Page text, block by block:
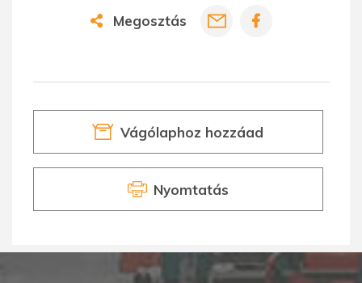
Megosztás
Vágólaphoz hozzáad
Nyomtatás